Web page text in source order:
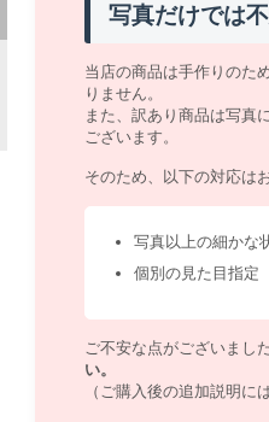
写真だけでは
当店の商品は手作りのた
りません。
また、訳あり商品は写真
ございます。
そのため、以下の対応は
写真以上の細かな
個別の見た目指定
ご不安な点がございました
い。
（ご購入後の追加説明に